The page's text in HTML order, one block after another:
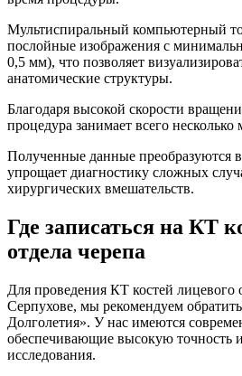
Мультиспиральный компьютерный
послойные изображения с
0,5 мм), что позволяет
анатомические структуры.
Благодаря высокой скорости
процедура занимает всего несколько
Полученные данные преобразуются
упрощает диагностику сложных
хирургических вмешательств.
Где записаться на КТ
отдела черепа
Для проведения КТ костей лицевого
Серпухове, мы рекомендуем
Долголетия». У нас имеются
обеспечивающие высокую точность
исследования.